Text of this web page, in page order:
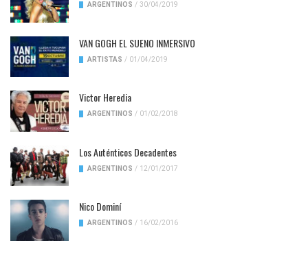
ARGENTINOS / 30/04/2019
VAN GOGH EL SUENO INMERSIVO
ARTISTAS / 01/04/2019
Victor Heredia
ARGENTINOS / 01/02/2018
Los Auténticos Decadentes
ARGENTINOS / 12/01/2017
Nico Dominí
ARGENTINOS / 16/02/2016